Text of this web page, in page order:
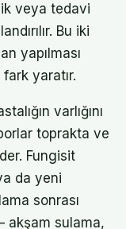
veya tedavi
Bu iki
yapılması
yaratır.
varlığını
toprakta ve
Fungisit
da yeni
sonrası
akşam sulama,